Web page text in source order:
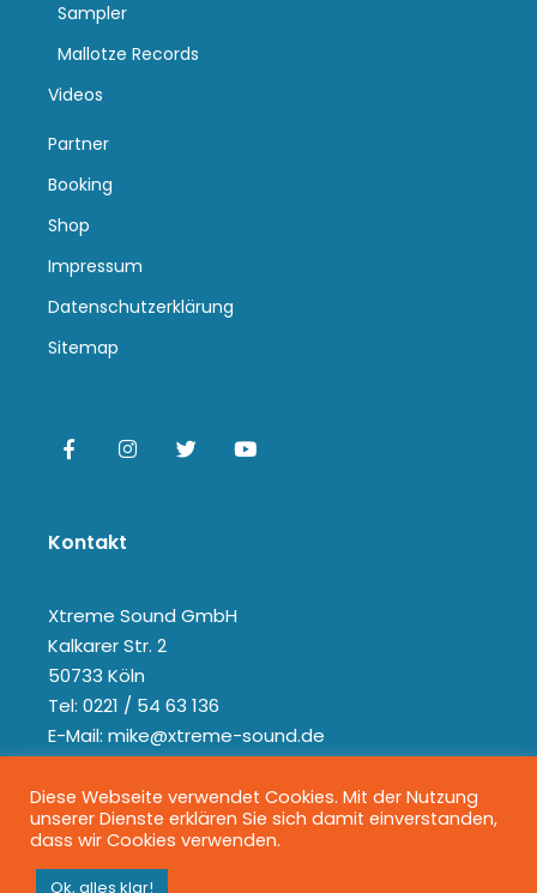
Sampler
Mallotze Records
Videos
Partner
Booking
Shop
Impressum
Datenschutzerklärung
Sitemap
Kontakt
Xtreme Sound GmbH
Kalkarer Str. 2
50733 Köln
Tel: 0221 / 54 63 136
E-Mail: mike@xtreme-sound.de
Diese Webseite verwendet Cookies. Mit der Nutzung
unserer Dienste erklären Sie sich damit einverstanden,
dass wir Cookies verwenden.
Ok, alles klar!